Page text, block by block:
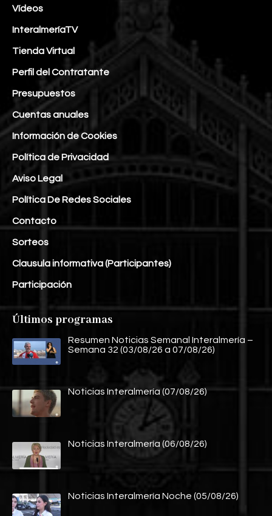
Vídeos
InteralmeríaTV
Tienda Virtual
Perfil del Contratante
Presupuestos
Cuentas anuales
Información de Cookies
Política de Privacidad
Aviso Legal
Política De Redes Sociales
Contacto
Sorteos
Clausula informativa (Participantes)
Participación
Últimos programas
Resumen Noticias Semanal Interalmería –
Semana 32 (03/08/26 a 07/08/26)
Noticias Interalmería (07/08/26)
Noticias Interalmería (06/08/26)
Noticias Interalmería Noche (05/08/26)